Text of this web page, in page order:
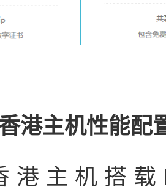
港主机性能配
港主机搭